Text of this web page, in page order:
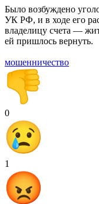
Было возбуждено
УК РФ, и в ходе его
владелицу счета —
ей пришлось вернуть.
мошенничество
0
1